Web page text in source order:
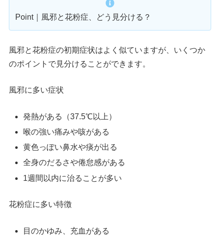
Point｜風邪と花粉症、どう見分ける？
風邪と花粉症の初期症状はよく似ていますが、いくつか
のポイントで見分けることができます。
風邪に多い症状
発熱がある（37.5℃以上）
喉の強い痛みや咳がある
黄色っぽい鼻水や痰が出る
全身のだるさや倦怠感がある
1週間以内に治ることが多い
花粉症に多い特徴
目のかゆみ、充血がある